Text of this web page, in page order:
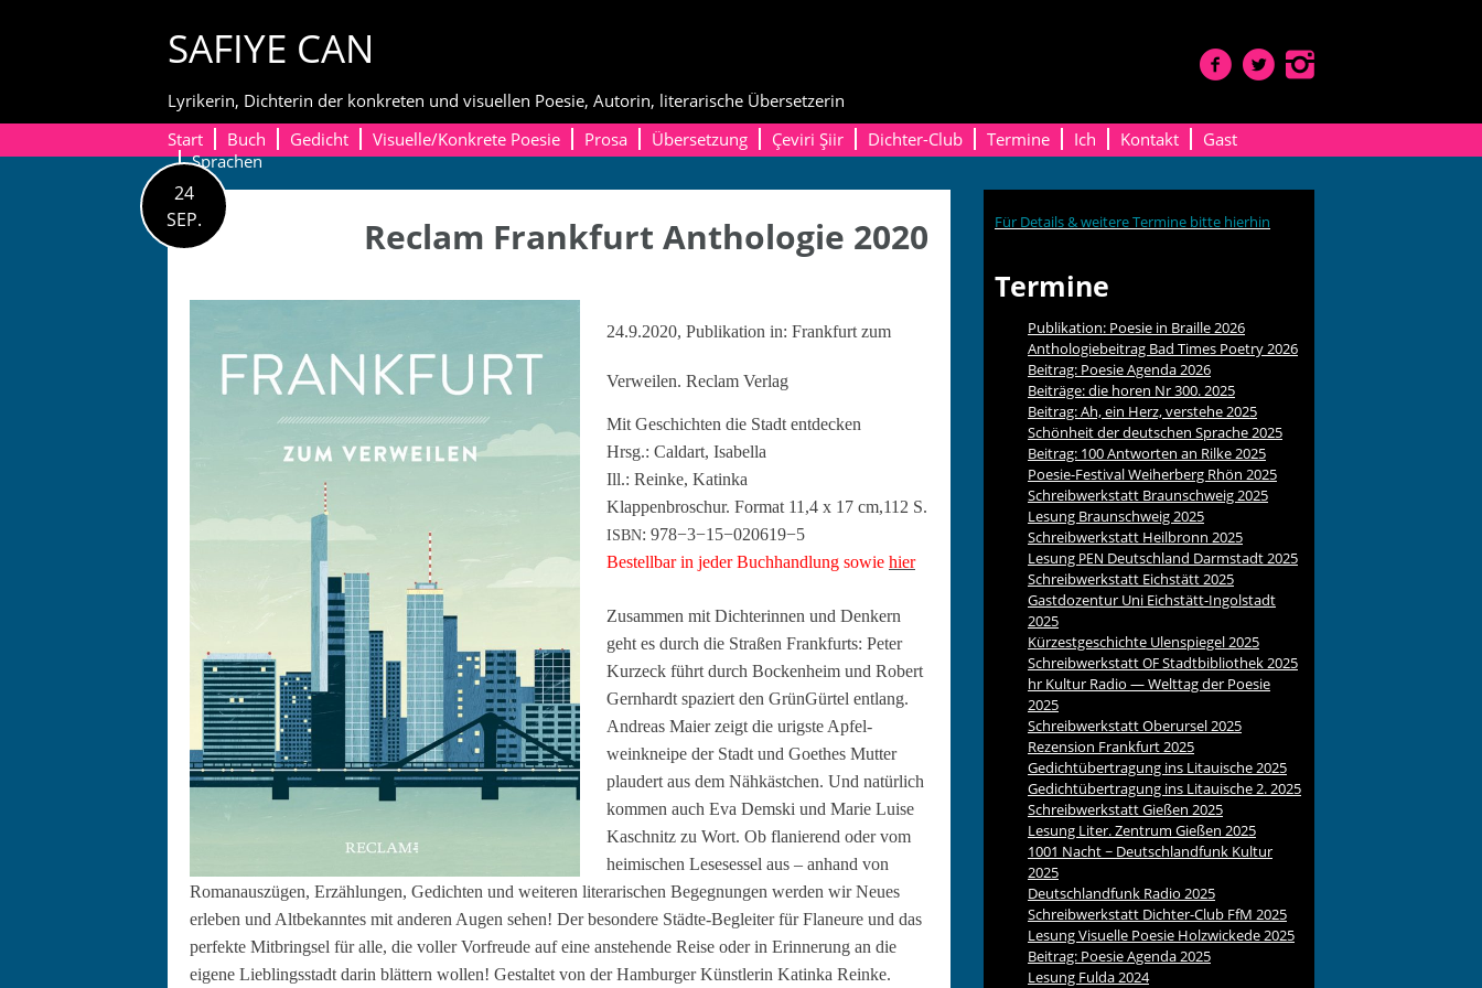
SAFIYE CAN
Lyrikerin, Dichterin der konkreten und visuellen Poesie, Autorin, literarische Übersetzerin
Start
Buch Gedicht Visuelle/Konkrete Poesie Prosa Übersetzung Çeviri Şiir Dichter-Club Termine Ich Kontakt
Gast
Sprachen
24
SEP.
Reclam Frankfurt Anthologie 2020
24.9.2020, Publikation in: Frankfurt zum
Verweilen. Reclam Verlag
Mit Geschicht­en die Stadt entdecken
Hrsg.: Cal­dart, Isabella
Ill.: Reinke, Katinka
Klap­pen­broschur. For­mat 11,4 x 17 cm,112 S.
ISBN: 978−3−15−020619−5
Bestell­bar in jed­er Buch­hand­lung sowie hier
Zusam­men mit Dich­terin­nen und Denkern
geht es durch die Straßen Frank­furts: Peter
Kurzeck führt durch Bock­en­heim und Robert
Gern­hardt spaziert den GrünGür­tel ent­lang.
Andreas Maier zeigt die urig­ste Apfel­
weinkneipe der Stadt und Goethes Mut­ter
plaud­ert aus dem Nähkästchen. Und natür­lich
kom­men auch Eva Dem­s­ki und Marie Luise
Kaschnitz zu Wort. Ob flanierend oder vom
heimis­chen Leseses­sel aus – anhand von
Romanauszü­gen, Erzäh­lun­gen, Gedicht­en und weit­eren lit­er­arischen Begeg­nun­gen wer­den wir Neues
erleben und Alt­bekan­ntes mit anderen Augen sehen! Der beson­dere Städte-Begleit­er für Fla­neure und das
per­fek­te Mit­bringsel für alle, die voller Vor­freude auf eine anste­hende Reise oder in Erin­nerung an die
eigene Lieblingsstadt darin blät­tern wollen! Gestal­tet von der Ham­burg­er Kün­st­lerin Katin­ka Reinke.
Für Details & weitere Termine bitte hierhin
Termine
Publikation: Poesie in Braille 2026
Anthologiebeitrag Bad Times Poetry 2026
Beitrag: Poesie Agenda 2026
Beiträge: die horen Nr 300. 2025
Beitrag: Ah, ein Herz, verstehe 2025
Schönheit der deutschen Sprache 2025
Beitrag: 100 Antworten an Rilke 2025
Poesie-Festival Weiherberg Rhön 2025
Schreibwerkstatt Braunschweig 2025
Lesung Braunschweig 2025
Schreibwerkstatt Heilbronn 2025
Lesung PEN Deutschland Darmstadt 2025
Schreibwerkstatt Eichstätt 2025
Gastdozentur Uni Eichstätt-Ingolstadt
2025
Kürzestgeschichte Ulenspiegel 2025
SchreibwerkstattOFStadtbibliothek 2025
hr Kultur Radio — Welttag der Poesie
2025
Schreibwerkstatt Oberursel 2025
Rezension Frankfurt 2025
Gedichtübertragung ins Litauische 2025
Gedichtübertragung ins Litauische 2. 2025
Schreibwerkstatt Gießen 2025
Lesung Liter. Zentrum Gießen 2025
1001 Nacht ~ Deutschlandfunk Kultur
2025
Deutschlandfunk Radio 2025
Schreibwerkstatt Dichter-Club FfM 2025
Lesung Visuelle Poesie Holzwickede 2025
Beitrag: Poesie Agenda 2025
Lesung Fulda 2024